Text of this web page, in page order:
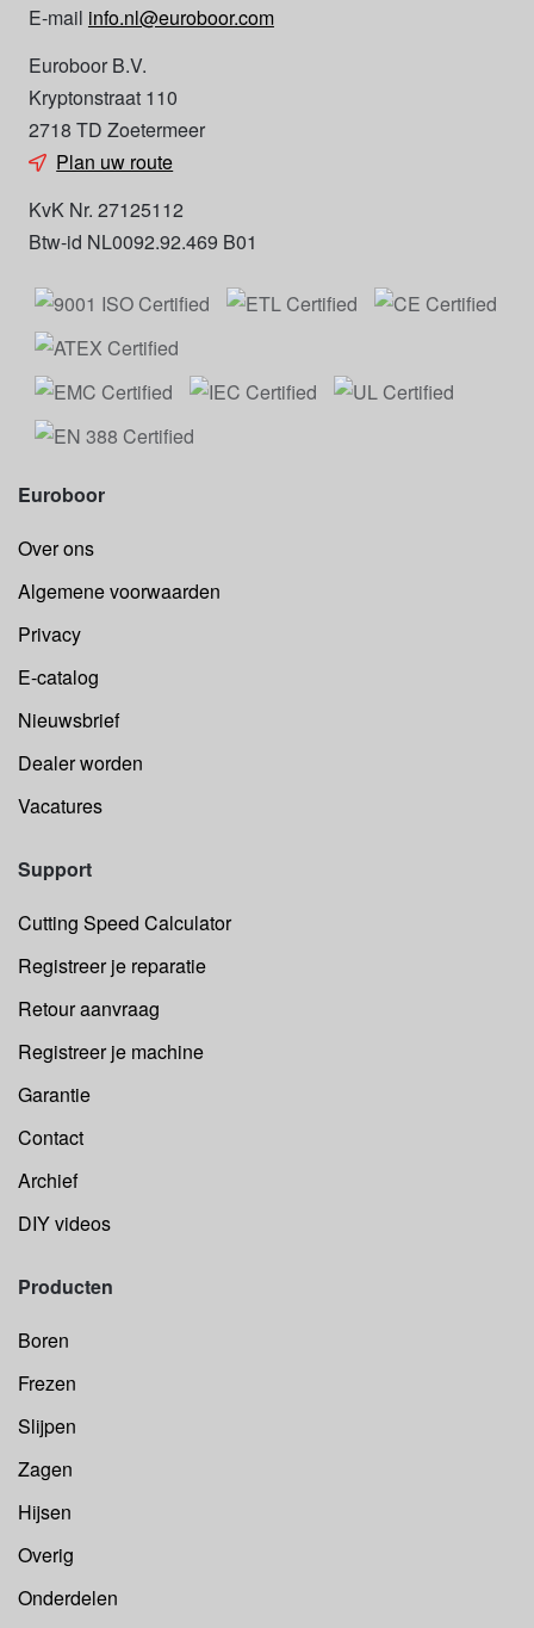
E-mail info.nl@euroboor.com
Euroboor B.V.
Kryptonstraat 110
2718 TD Zoetermeer
Plan uw route
KvK Nr. 27125112
Btw-id NL0092.92.469 B01
Euroboor
Over ons
Algemene voorwaarden
Privacy
E-catalog
Nieuwsbrief
Dealer worden
Vacatures
Support
Cutting Speed Calculator
Registreer je reparatie
Retour aanvraag
Registreer je machine
Garantie
Contact
Archief
DIY videos
Producten
Boren
Frezen
Slijpen
Zagen
Hijsen
Overig
Onderdelen